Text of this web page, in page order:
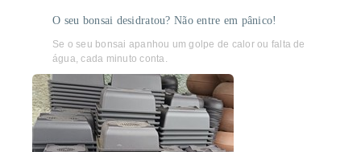
O seu bonsai desidratou? Não entre em pânico!
Se o seu bonsai apanhou um golpe de calor ou falta de
água, cada minuto conta.